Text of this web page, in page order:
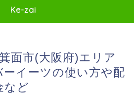
Ke-zai
面市(大阪府)エリア
ーイーツの使い方や配
など